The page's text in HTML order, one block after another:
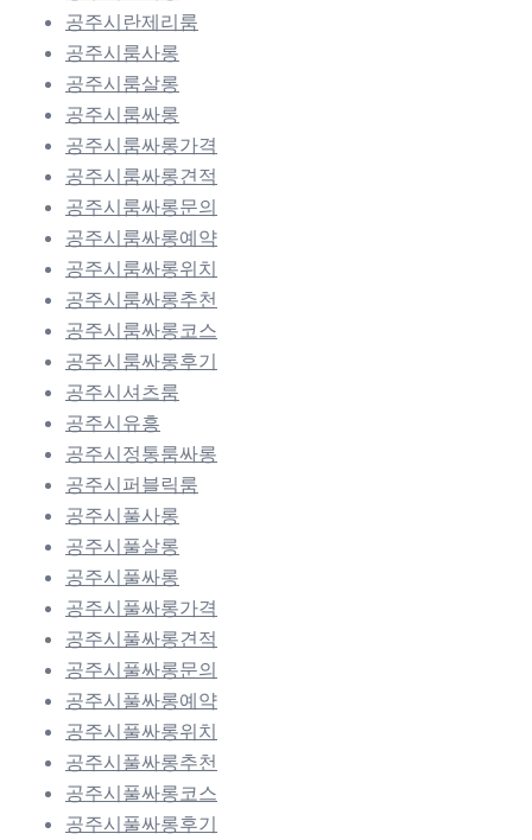
공주시란제리룸
공주시룸사롱
공주시룸살롱
공주시룸싸롱
공주시룸싸롱가격
공주시룸싸롱견적
공주시룸싸롱문의
공주시룸싸롱예약
공주시룸싸롱위치
공주시룸싸롱추천
공주시룸싸롱코스
공주시룸싸롱후기
공주시셔츠룸
공주시유흥
공주시정통룸싸롱
공주시퍼블릭룸
공주시풀사롱
공주시풀살롱
공주시풀싸롱
공주시풀싸롱가격
공주시풀싸롱견적
공주시풀싸롱문의
공주시풀싸롱예약
공주시풀싸롱위치
공주시풀싸롱추천
공주시풀싸롱코스
공주시풀싸롱후기